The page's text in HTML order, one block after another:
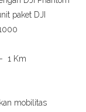
paket DJI
1 Km
mobilitas